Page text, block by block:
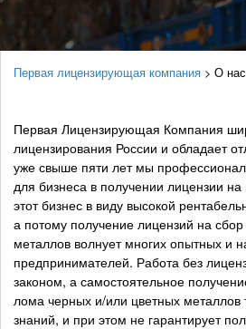
Первая лицензирующая компания > О нас
Первая Лицензирующая Компания
лицензирования России и обладает
уже свыше пяти лет мы
для бизнеса в получении лицензии
этот бизнес в виду высокой
а потому получение лицензий на
металлов волнует многих опытных и
предпринимателей. Работа без
законом, а самостоятельное
лома черных и/или цветных металлов
знаний, и при этом не гарантирует